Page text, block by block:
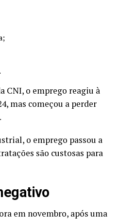
CNI, o emprego reagiu à
mas começou a perder
o emprego passou a
são custosas para
em novembro, após uma